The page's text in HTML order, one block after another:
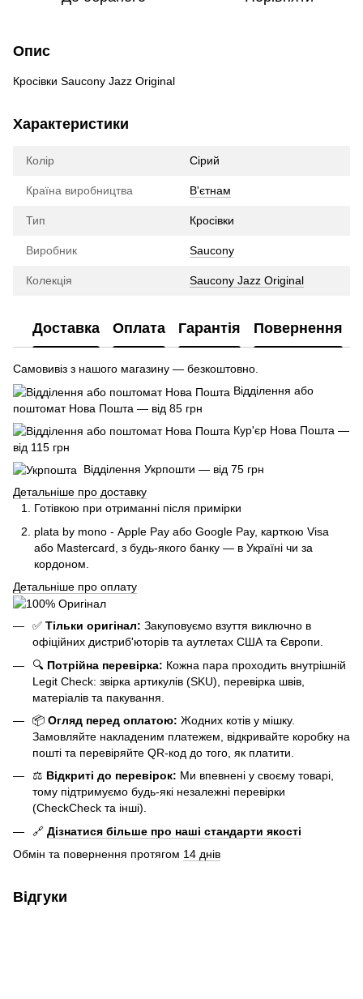
Опис
Кросівки Saucony Jazz Original
Характеристики
Колір Сірий
Країна виробництва В'єтнам
Тип Кросівки
Виробник Saucony
Колекція Saucony Jazz Original
Доставка Оплата Гарантія Повернення
Самовивіз з нашого магазину — безкоштовно.
Відділення або
поштомат Нова Пошта — від 85 грн
Кур'єр Нова Пошта —
від 115 грн
Відділення Укрпошти — від 75 грн
Детальніше про доставку
Готівкою при отриманні після примірки
plata by mono - Apple Pay або Google Pay, карткою Visa
або Mastercard, з будь-якого банку — в Україні чи за
кордоном.
Детальніше про оплату
✅ Тільки оригінал: Закуповуємо взуття виключно в
офіційних дистриб'юторів та аутлетах США та Європи.
🔍 Потрійна перевірка: Кожна пара проходить внутрішній
Legit Check: звірка артикулів (SKU), перевірка швів,
матеріалів та пакування.
📦 Огляд перед оплатою: Жодних котів у мішку.
Замовляйте накладеним платежем, відкривайте коробку на
пошті та перевіряйте QR-код до того, як платити.
⚖️ Відкриті до перевірок: Ми впевнені у своєму товарі,
тому підтримуємо будь-які незалежні перевірки
(CheckCheck та інші).
🔗 Дізнатися більше про наші стандарти якості
Обмін та повернення протягом 14 днів
Відгуки